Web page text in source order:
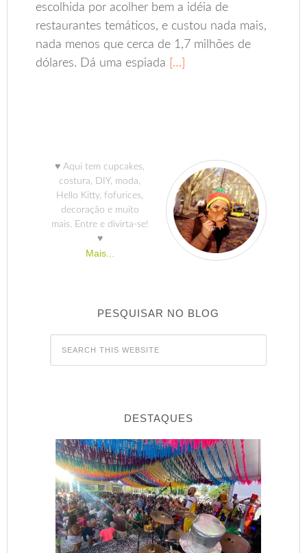
escolhida por acolher bem a idéia de
restaurantes temáticos, e custou nada mais,
nada menos que cerca de 1,7 milhões de
dólares. Dá uma espiada […]
♥ Aqui tem cupcakes,
costura, DIY, moda,
Hello Kitty, fofurices,
decoração e muito
mais. Entre e divirta-se!
♥
Mais...
PESQUISAR NO BLOG
DESTAQUES